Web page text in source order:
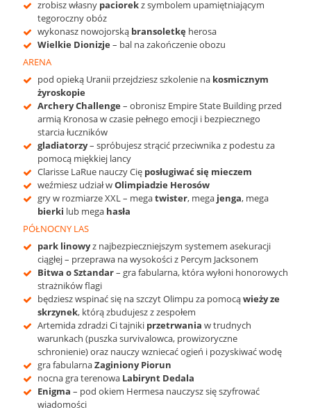
zrobisz własny paciorekz symbolem upamiętniającym
tegoroczny obóz
wykonasz nowojorską bransoletkę herosa
Wielkie Dionizje – bal na zakończenie obozu
ARENA
pod opieką Uranii przejdziesz szkolenie na kosmicznym
żyroskopie
Archery Challenge – obronisz Empire State Building przed
armią Kronosa w czasie pełnego emocji i bezpiecznego
starcia łuczników
gladiatorzy– spróbujesz strącić przeciwnika z podestu za
pomocą miękkiej lancy
Clarisse LaRue nauczy Cię posługiwać się mieczem
weźmiesz udział wOlimpiadzie Herosów
gry w rozmiarze XXL – megatwister, mega jenga, mega
bierki lub mega hasła
PÓŁNOCNY LAS
park linowyz najbezpieczniejszym systemem asekuracji
ciągłej – przeprawa na wysokości z Percym Jacksonem
Bitwa o Sztandar– gra fabularna, która wyłoni honorowych
strażników flagi
będziesz wspinać się na szczyt Olimpu za pomocąwieży ze
skrzynek, którą zbudujesz z zespołem
Artemida zdradzi Ci tajniki przetrwania w trudnych
warunkach (puszka survivalowca, prowizoryczne
schronienie) oraz nauczy wzniecać ogień i pozyskiwać wodę
gra fabularnaZaginiony Piorun
nocna gra terenowa Labirynt Dedala
Enigma – pod okiem Hermesa nauczysz się szyfrować
wiadomości